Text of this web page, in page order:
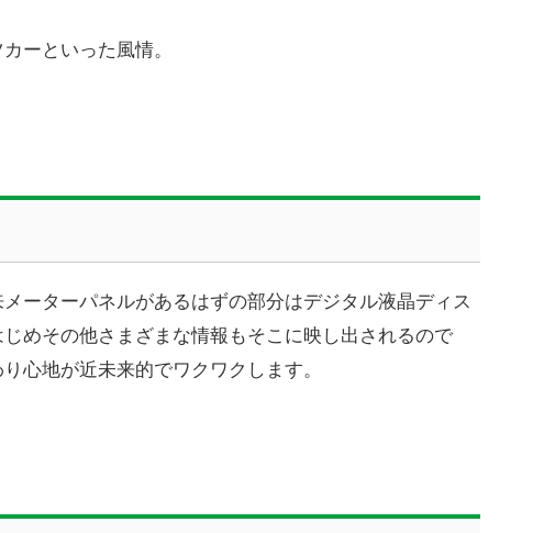
ーといった風情。
ーターパネルがあるはずの部分はデジタル液晶ディス
めその他さまざまな情報もそこに映し出されるので
心地が近未来的でワクワクします。